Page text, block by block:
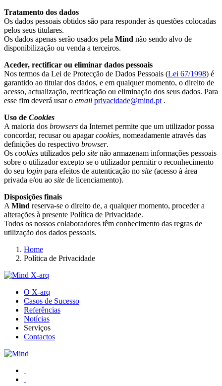
Tratamento dos dados
Os dados pessoais obtidos são para responder às questões colocadas
pelos seus titulares.
Os dados apenas serão usados pela Mind não sendo alvo de
disponibilização ou venda a terceiros.
Aceder, rectificar ou eliminar dados pessoais
Nos termos da Lei de Protecção de Dados Pessoais (Lei 67/1998) é
garantido ao titular dos dados, e em qualquer momento, o direito de
acesso, actualização, rectificação ou eliminação dos seus dados. Para
esse fim deverá usar o email privacidade@mind.pt .
Uso de Cookies
A maioria dos browsers da Internet permite que um utilizador possa
concordar, recusar ou apagarcookies, nomeadamente através das
definições do respectivo browser.
Os cookies utilizados pelo site não armazenam informações pessoais
sobre o utilizador excepto se o utilizador permitir o reconhecimento
do seu login para efeitos de autenticação no site (acesso à área
privada e/ou ao site de licenciamento).
Disposições finais
A Mind reserva-se o direito de, a qualquer momento, proceder a
alterações à presente Política de Privacidade.
Todos os nossos colaboradores têm conhecimento das regras de
utilização dos dados pessoais.
Home
Política de Privacidade
O X-arq
Casos de Sucesso
Referências
Notícias
Serviços
Contactos